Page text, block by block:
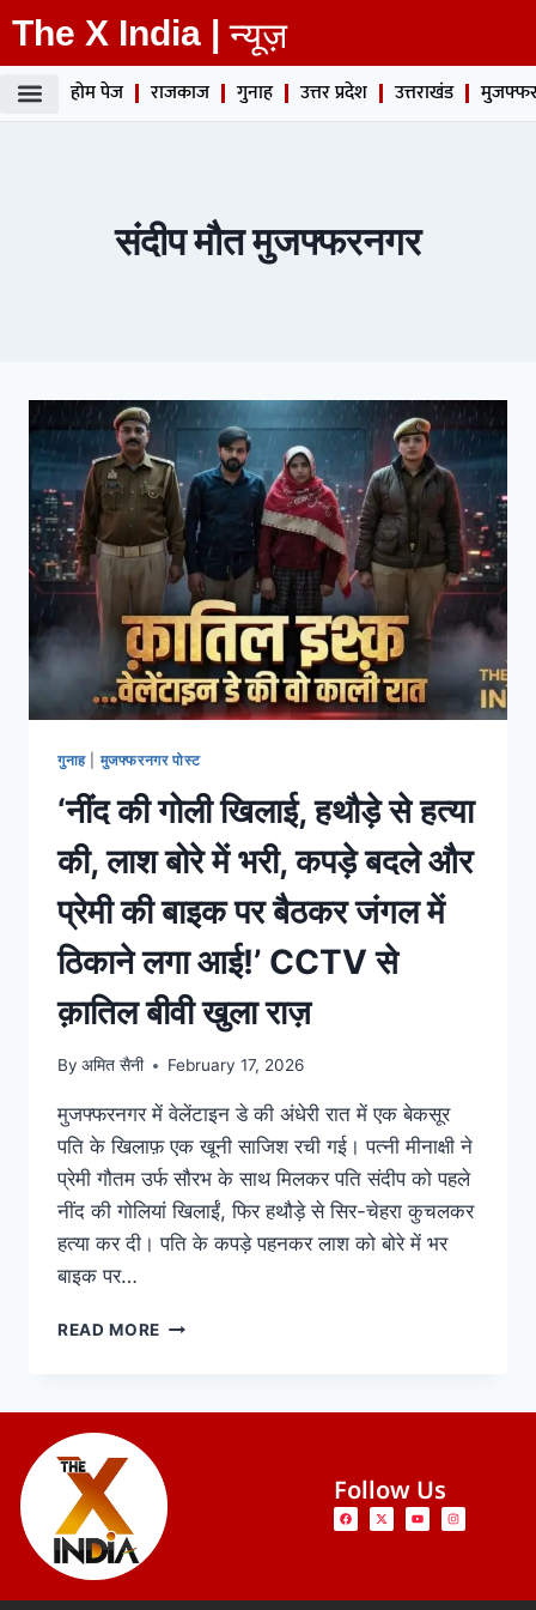
The X India | न्यूज़
होम पेज राजकाज गुनाह उत्तर प्रदेश उत्तराखंड
संदीप मौत मुजफ्फरनगर
गुनाह| मुजफ्फरनगर पोस्ट
‘नींद की गोली खिलाई, हथौड़े से हत्या
की, लाश बोरे में भरी, कपड़े बदले और
प्रेमी की बाइक पर बैठकर जंगल में
ठिकाने लगा आई!’ CCTV से
क़ातिल बीवी खुला राज़
By अमित सैनी February 17, 2026
मुजफ्फरनगर में वेलेंटाइन डे की अंधेरी रात में एक बेकसूर
पति के खिलाफ़ एक खूनी साजिश रची गई। पत्नी मीनाक्षी ने
प्रेमी गौतम उर्फ सौरभ के साथ मिलकर पति संदीप को पहले
नींद की गोलियां खिलाईं, फिर हथौड़े से सिर-चेहरा कुचलकर
हत्या कर दी। पति के कपड़े पहनकर लाश को बोरे में भर
बाइक पर…
READ MORE
Follow Us